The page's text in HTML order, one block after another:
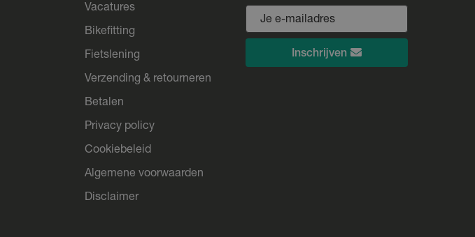
Vacatures
Bikefitting
Fietslening
Verzending & retourneren
Betalen
Privacy policy
Cookiebeleid
Algemene voorwaarden
Disclaimer
Inschrijven